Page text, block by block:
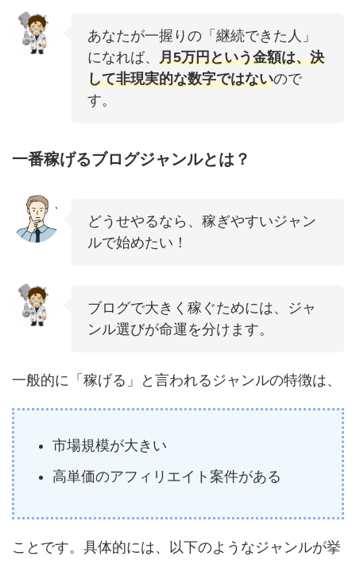
あなたが一握りの「継続できた人」
になれば、 月5万円という金額は、決
して非現実的な数字ではないので
す。
一番稼げるブログジャンルとは？
どうせやるなら、稼ぎやすいジャン
ルで始めたい！
ブログで大きく稼ぐためには、ジャ
ンル選びが命運を分けます。
一般的に「稼げる」と言われるジャンルの特徴は、
市場規模が大きい
高単価のアフィリエイト案件がある
ことです。具体的には、以下のようなジャンルが挙